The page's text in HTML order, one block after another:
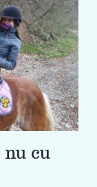
cu